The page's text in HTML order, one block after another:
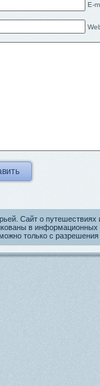
E-
Сайт о путешествиях
в информационных
только с разрешения